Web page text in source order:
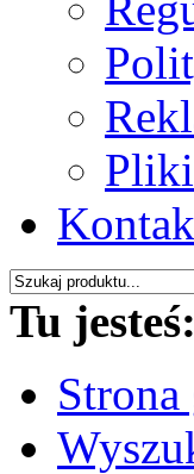
Tu jesteś:
Strona